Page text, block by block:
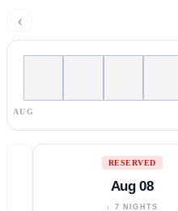
‹
AUG
RESERVED
Aug 08
↓ 7 NIGHTS